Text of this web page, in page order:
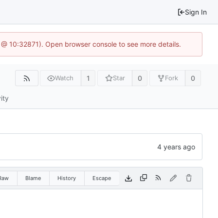
Sign In
10:32871). Open browser console to see more details.
Watch 1 Star 0 Fork 0
Blame History Escape